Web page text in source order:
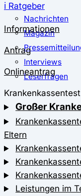
ℹ Ratgeber
Nachrichten
Magazin
Interviews
Leserfragen
Informationen
Antrag
Onlineantrag
Großer
Eltern
Leistungen im